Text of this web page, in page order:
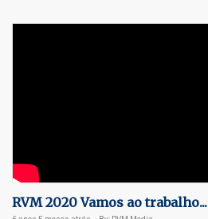
RVM 2020 Vamos ao trabalho...